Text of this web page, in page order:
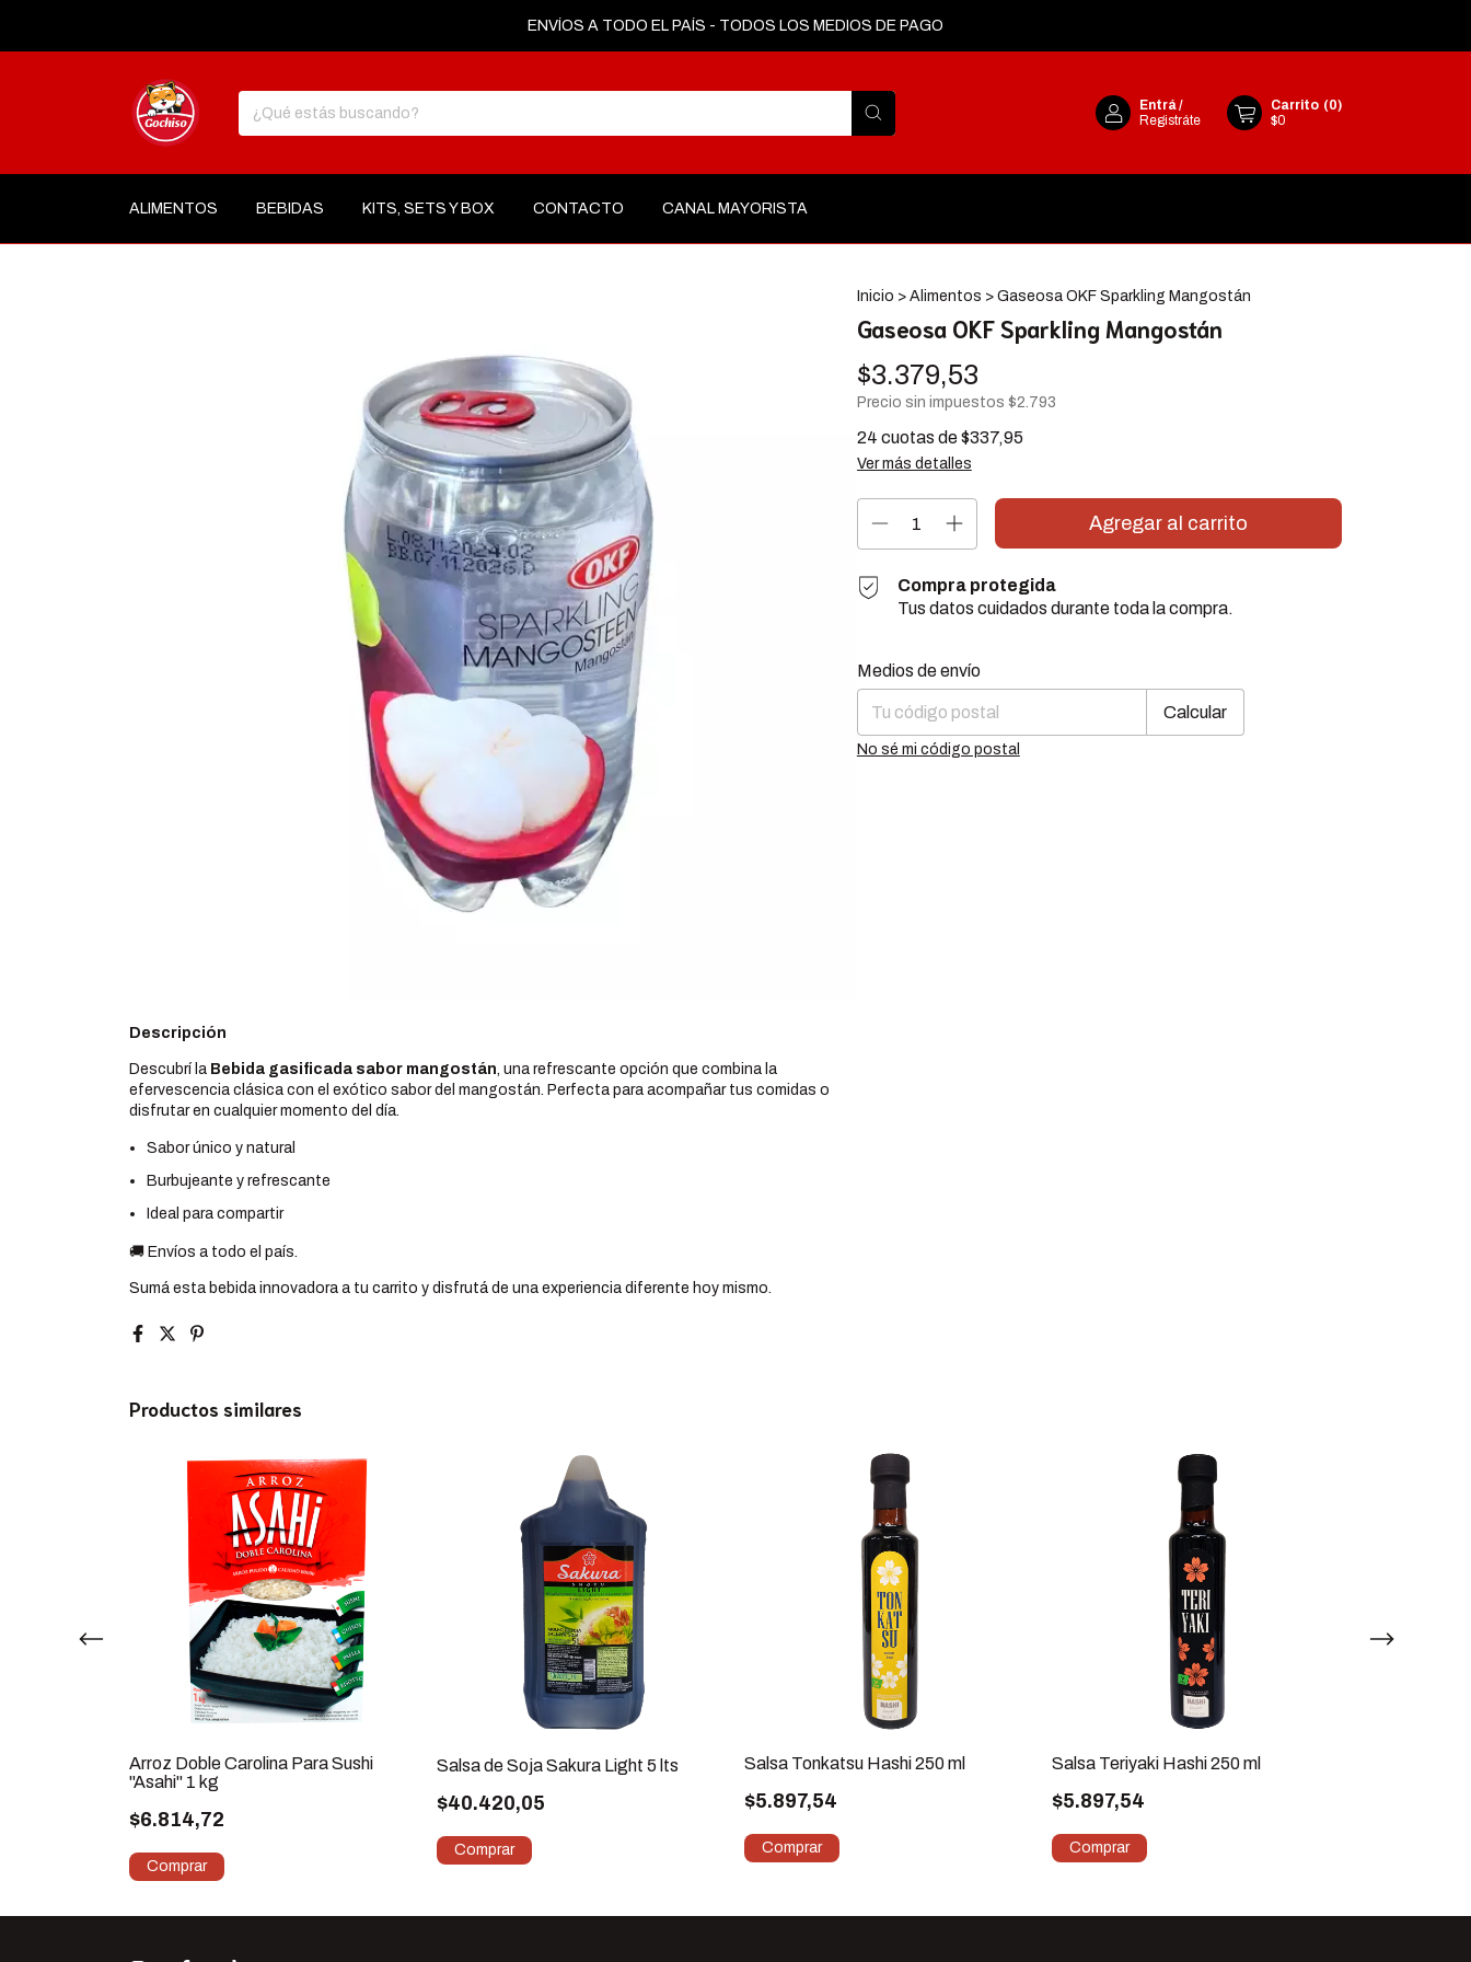
ENVÍOS A TODO EL PAÍS - TODOS LOS MEDIOS DE PAGO
Entrá/
Registráte
Carrito (0)
$0
ALIMENTOS BEBIDAS KITS, SETS Y BOX CONTACTO CANAL MAYORISTA
Inicio > Alimentos > Gaseosa OKF Sparkling Mangostán
Gaseosa OKF Sparkling Mangostán
$3.379,53
Precio sin impuestos $2.793
24 cuotas de$337,95
Ver más detalles
Compra protegida
Tus datos cuidados durante toda la compra.
Entregas para el CP:
Medios de envío
Calcular
No sé mi código postal
Descripción
Descubrí la Bebida gasificada sabor mangostán, una refrescante opción que combina la
efervescencia clásica con el exótico sabor del mangostán. Perfecta para acompañar tus comidas o
disfrutar en cualquier momento del día.
Sabor único y natural
Burbujeante y refrescante
Ideal para compartir
🚚 Envíos a todo el país.
Sumá esta bebida innovadora a tu carrito y disfrutá de una experiencia diferente hoy mismo.
Productos similares
Arroz Doble Carolina Para Sushi
"Asahi" 1 kg
$6.814,72
Salsa de Soja Sakura Light 5 lts
$40.420,05
Salsa Tonkatsu Hashi 250 ml
$5.897,54
Salsa Teriyaki Hashi 250 ml
$5.897,54